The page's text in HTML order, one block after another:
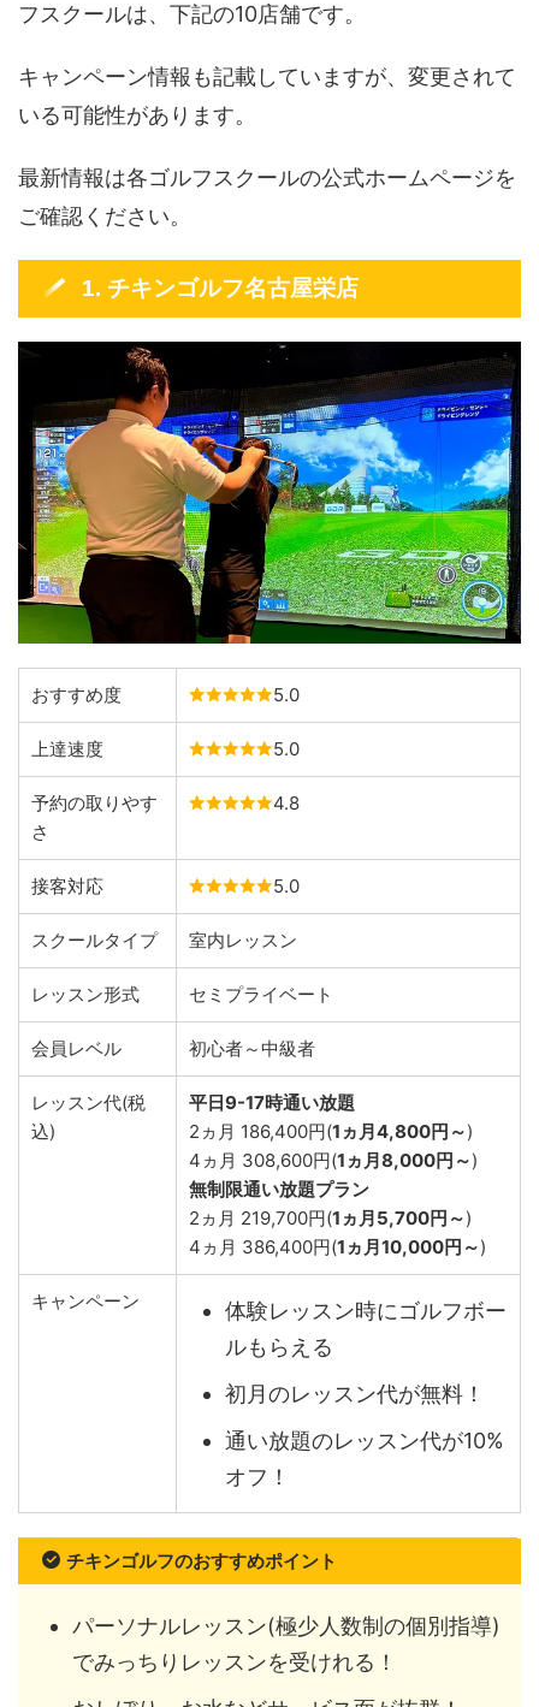
フスクールは、下記の10店舗です。
キャンペーン情報も記載していますが、変更されて
いる可能性があります。
最新情報は各ゴルフスクールの公式ホームページを
ご確認ください。
1. チキンゴルフ名古屋栄店
おすすめ度 5.0
上達速度 5.0
予約の取りやす
さ
4.8
接客対応 5.0
スクールタイプ 室内レッスン
レッスン形式 セミプライベート
会員レベル 初心者～中級者
レッスン代(税
込)
平日9-17時通い放題
2ヵ月 186,400円(1ヵ月4,800円～)
4ヵ月 308,600円(1ヵ月8,000円～)
無制限通い放題プラン
2ヵ月 219,700円(1ヵ月5,700円～)
4ヵ月 386,400円(1ヵ月10,000円～)
キャンペーン
体験レッスン時にゴルフボー
ルもらえる
初月のレッスン代が無料！
通い放題のレッスン代が10%
オフ！
チキンゴルフのおすすめポイント
パーソナルレッスン(極少人数制の個別指導)
でみっちりレッスンを受けれる！